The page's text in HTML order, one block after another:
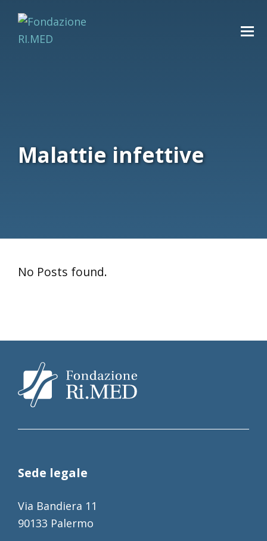
Malattie infettive
No Posts found.
Sede legale
Via Bandiera 11
90133 Palermo